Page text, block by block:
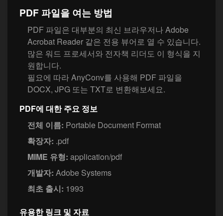
PDF 파일을 여는 방법
PDF 파일은 대부분의 최신 브라우저나 Adobe
Acrobat Reader 같은 전용 뷰어로 열 수 있습니다.
많은 워드 프로세서와 전자책 리더도 이 형식을 지
원합니다.
필요에 따라 AnyConv를 사용해 PDF 파일을
DOCX, JPG 또는 TXT로 변환해보세요.
PDF에 대한 주요 정보
전체 이름: Portable Document Format
확장자: .pdf
MIME 유형: application/pdf
개발자: Adobe Systems
최초 출시: 1993
유용한 링크 및 자료